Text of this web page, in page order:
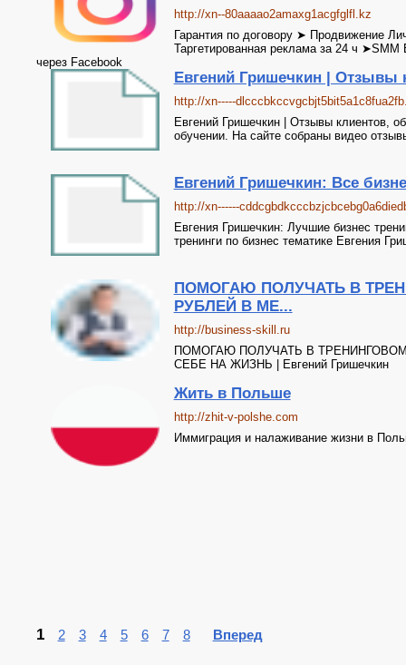
http://xn--80aaaao2amaxg1acgfglfl.kz
Гарантия по договору ➤ Продвижение
Таргетированная реклама за 24 ч
через Facebook
Евгений Гришечкин | Отзывы
http://xn-----
Евгений Гришечкин | Отзывы клиентов,
обучении. На сайте собраны видео
Евгений Гришечкин: Все
http://xn------
Евгения Гришечкин: Лучшие бизнес
тренинги по бизнес тематике Евгения
ПОМОГАЮ ПОЛУЧАТЬ В
РУБЛЕЙ В МЕ...
http://business-skill.ru
ПОМОГАЮ ПОЛУЧАТЬ В
СЕБЕ НА ЖИЗНЬ | Евгений Гришечкин
Жить в Польше
http://zhit-v-polshe.com
Иммиграция и налаживание жизни в
1 2 3 4 5 6 7 8 Вперед